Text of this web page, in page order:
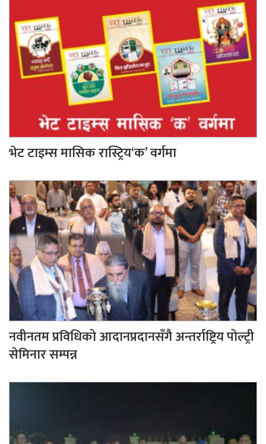
भेट टाइम्स मासिक रास्ट्रिय‘क’ वर्गमा
नवीनतम प्रविधिको आदानप्रदानसँगै अन्तर्राष्ट्रिय पोल्ट्री
सेमिनार सम्पन्न